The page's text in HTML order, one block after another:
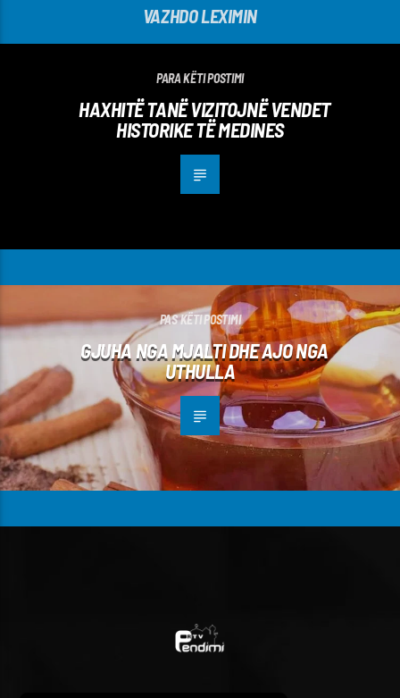
VAZHDO LEXIMIN
PARA KËTI POSTIMI
HAXHITË TANË VIZITOJNË VENDET
HISTORIKE TË MEDINES
PAS KËTI POSTIMI
GJUHA NGA MJALTI DHE AJO NGA
UTHULLA